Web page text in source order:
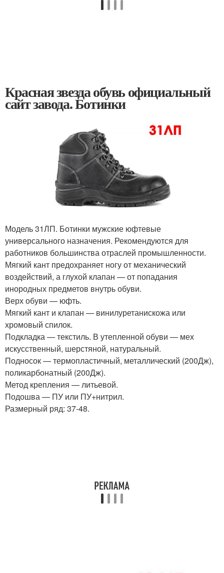
Красная звезда обувь официальный
сайт завода. Ботинки
Модель 31ЛП. Ботинки мужские юфтевые
универсального назначения. Рекомендуются для
работников большинства отраслей промышленности.
Мягкий кант предохраняет ногу от механический
воздействий, а глухой клапан — от попадания
инородных предметов внутрь обуви.
Верх обуви — юфть.
Мягкий кант и клапан — винилуретанискожа или
хромовый спилок.
Подкладка — текстиль. В утепленной обуви — мех
искусственный, шерстяной, натуральный.
Подносок — термопластичный, металлический (200Дж),
поликарбонатный (200Дж).
Метод крепления — литьевой.
Подошва — ПУ или ПУ+нитрил.
Размерный ряд: 37-48.